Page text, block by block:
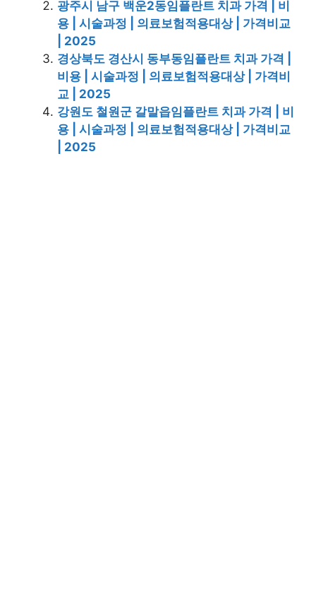
광주시 남구 백운2동임플란트 치과 가격 | 비
용 | 시술과정 | 의료보험적용대상 | 가격비교
| 2025
경상북도 경산시 동부동임플란트 치과 가격 |
비용 | 시술과정 | 의료보험적용대상 | 가격비
교 | 2025
강원도 철원군 갈말읍임플란트 치과 가격 | 비
용 | 시술과정 | 의료보험적용대상 | 가격비교
| 2025